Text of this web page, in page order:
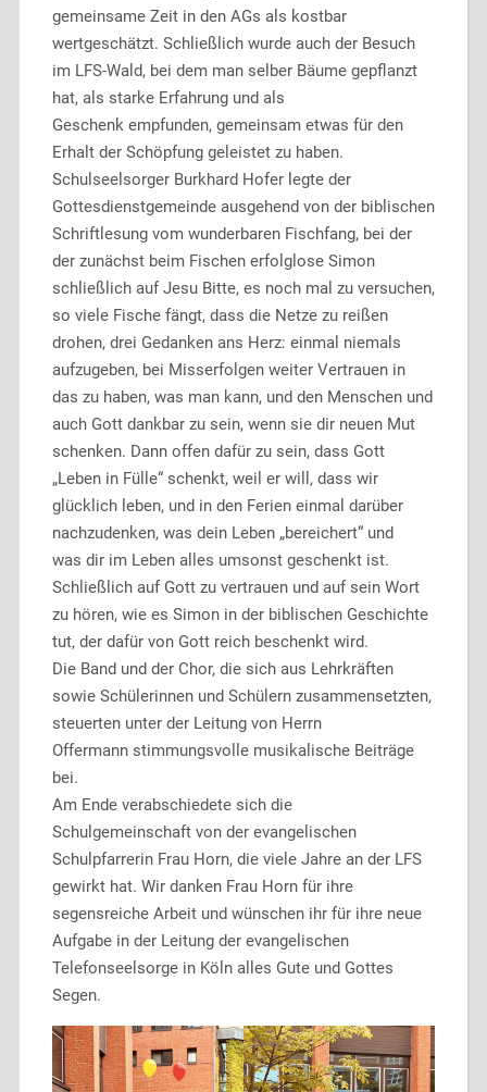
gemeinsame Zeit in den AGs als kostbar
wertgeschätzt. Schließlich wurde auch der Besuch
im LFS-Wald, bei dem man selber Bäume gepflanzt
hat, als starke Erfahrung und als
Geschenk empfunden, gemeinsam etwas für den
Erhalt der Schöpfung geleistet zu haben.
Schulseelsorger Burkhard Hofer legte der
Gottesdienstgemeinde ausgehend von der biblischen
Schriftlesung vom wunderbaren Fischfang, bei der
der zunächst beim Fischen erfolglose Simon
schließlich auf Jesu Bitte, es noch mal zu versuchen,
so viele Fische fängt, dass die Netze zu reißen
drohen, drei Gedanken ans Herz: einmal niemals
aufzugeben, bei Misserfolgen weiter Vertrauen in
das zu haben, was man kann, und den Menschen und
auch Gott dankbar zu sein, wenn sie dir neuen Mut
schenken. Dann offen dafür zu sein, dass Gott
„Leben in Fülle“ schenkt, weil er will, dass wir
glücklich leben, und in den Ferien einmal darüber
nachzudenken, was dein Leben „bereichert“ und
was dir im Leben alles umsonst geschenkt ist.
Schließlich auf Gott zu vertrauen und auf sein Wort
zu hören, wie es Simon in der biblischen Geschichte
tut, der dafür von Gott reich beschenkt wird.
Die Band und der Chor, die sich aus Lehrkräften
sowie Schülerinnen und Schülern zusammensetzten,
steuerten unter der Leitung von Herrn
Offermann stimmungsvolle musikalische Beiträge
bei.
Am Ende verabschiedete sich die
Schulgemeinschaft von der evangelischen
Schulpfarrerin Frau Horn, die viele Jahre an der LFS
gewirkt hat. Wir danken Frau Horn für ihre
segensreiche Arbeit und wünschen ihr für ihre neue
Aufgabe in der Leitung der evangelischen
Telefonseelsorge in Köln alles Gute und Gottes
Segen.